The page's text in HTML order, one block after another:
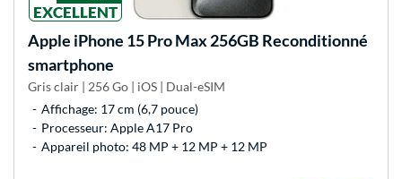
EXCELLENT
Apple iPhone 15 Pro Max 256GB Reconditionné
smartphone
Gris clair | 256 Go | iOS | Dual-eSIM
Affichage: 17 cm (6,7 pouce)
Processeur: Apple A17 Pro
Appareil photo: 48 MP + 12 MP + 12 MP